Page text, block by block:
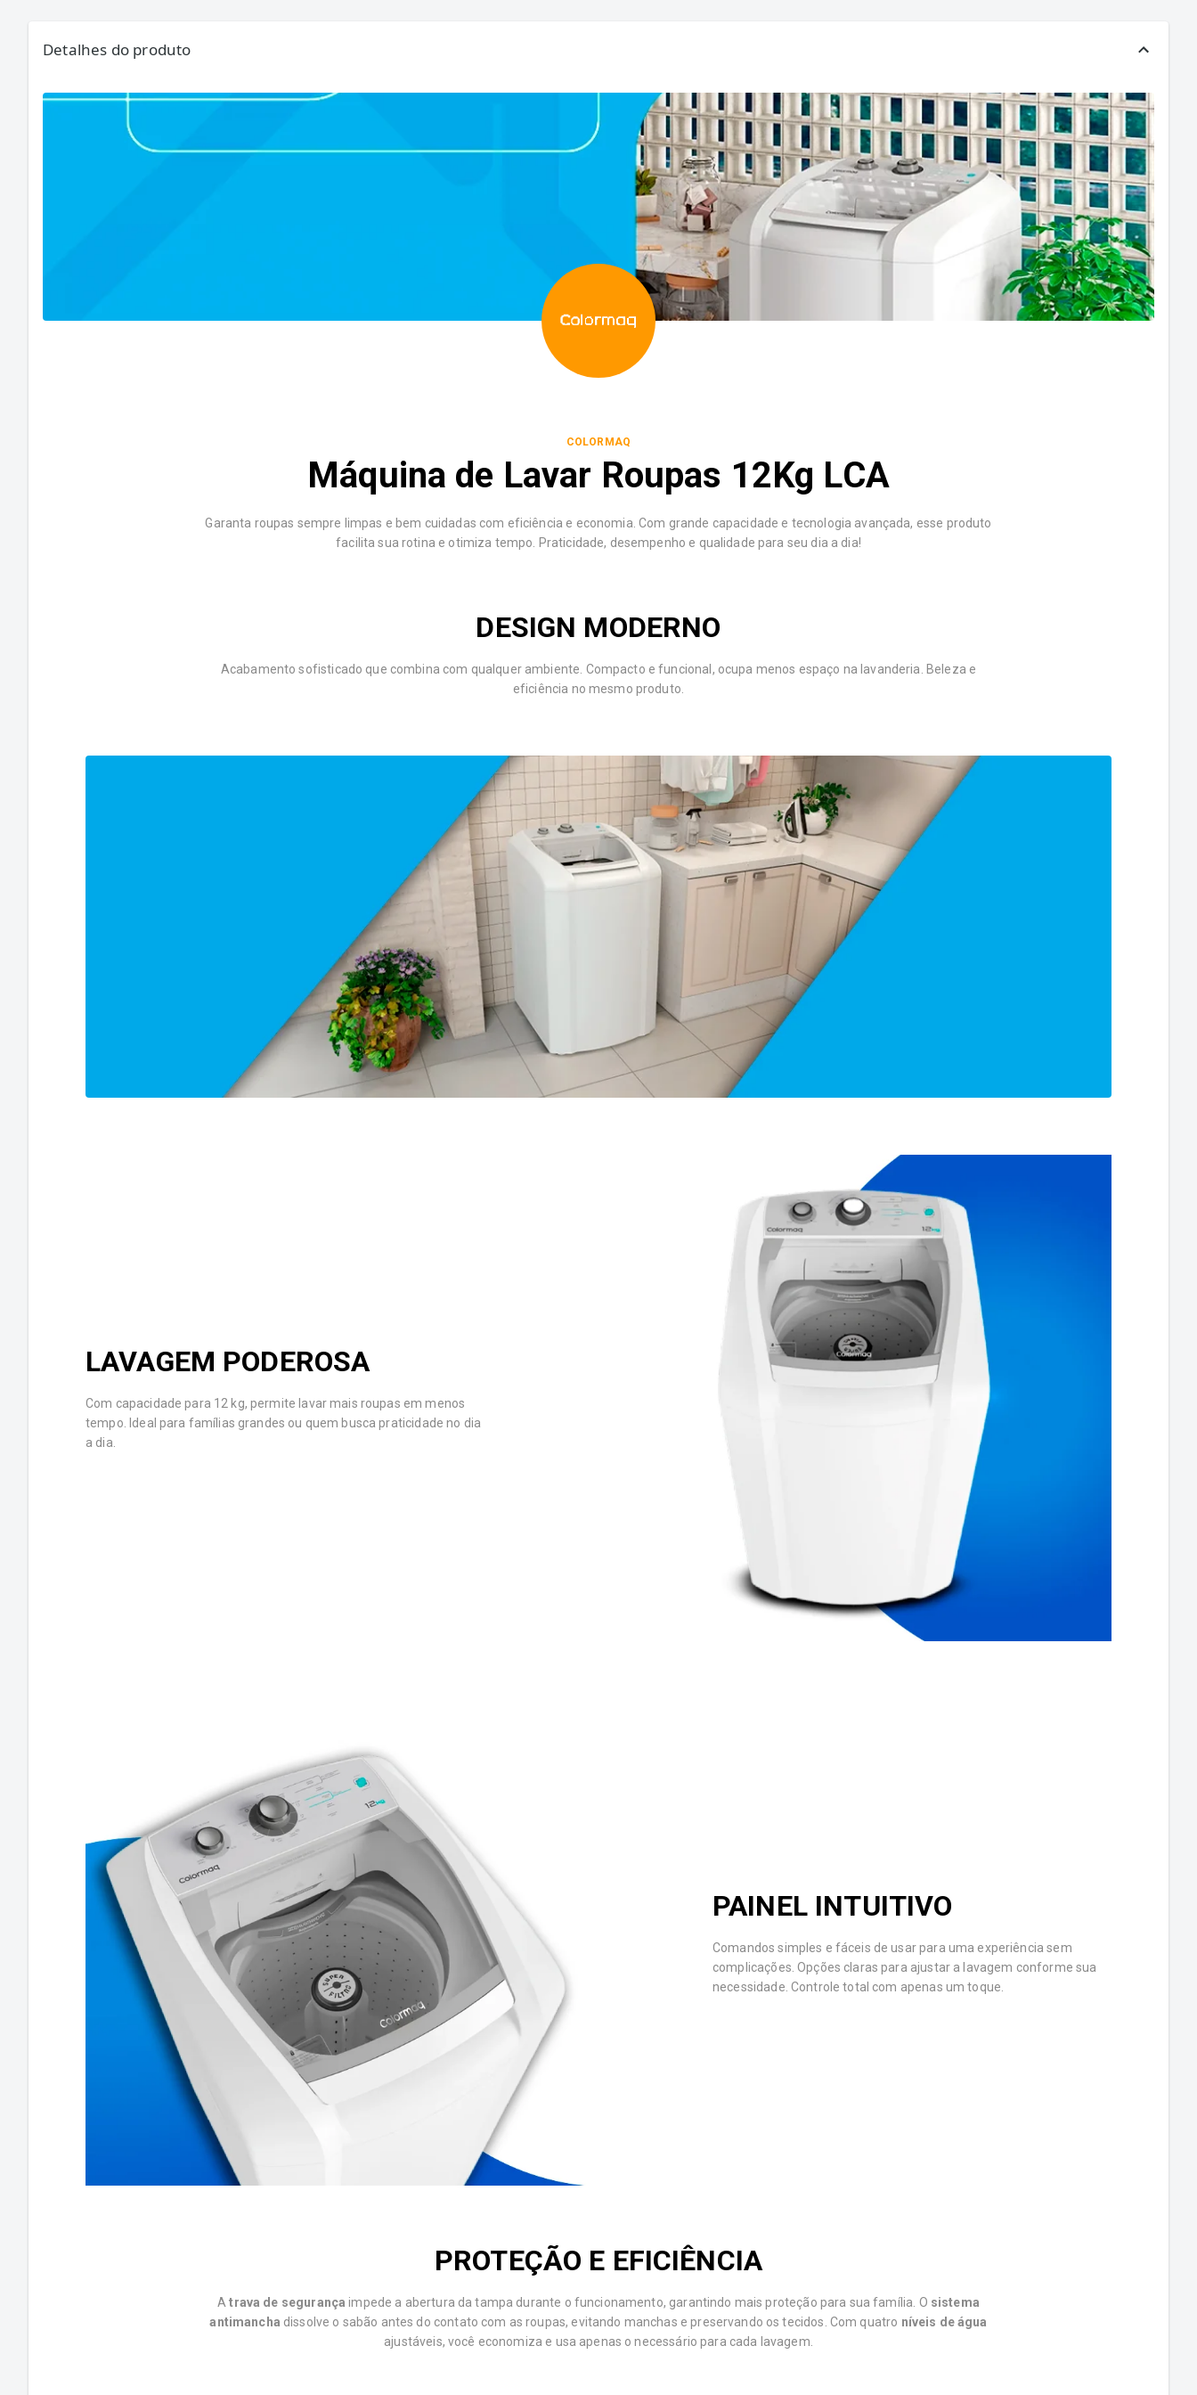
Detalhes do produto
COLORMAQ
Máquina de Lavar Roupas 12Kg LCA
Garanta roupas sempre limpas e bem cuidadas com eficiência e economia. Com grande capacidade e tecnologia avançada, esse produto
facilita sua rotina e otimiza tempo. Praticidade, desempenho e qualidade para seu dia a dia!
DESIGN MODERNO
Acabamento sofisticado que combina com qualquer ambiente. Compacto e funcional, ocupa menos espaço na lavanderia. Beleza e
eficiência no mesmo produto.
LAVAGEM PODEROSA
Com capacidade para 12 kg, permite lavar mais roupas em menos
tempo. Ideal para famílias grandes ou quem busca praticidade no dia
a dia.
PAINEL INTUITIVO
Comandos simples e fáceis de usar para uma experiência sem
complicações. Opções claras para ajustar a lavagem conforme sua
necessidade. Controle total com apenas um toque.
PROTEÇÃO E EFICIÊNCIA
Atrava de segurança impede a abertura da tampa durante o funcionamento, garantindo mais proteção para sua família. O sistema
antimancha dissolve o sabão antes do contato com as roupas, evitando manchas e preservando os tecidos. Com quatro níveis de água
ajustáveis, você economiza e usa apenas o necessário para cada lavagem.